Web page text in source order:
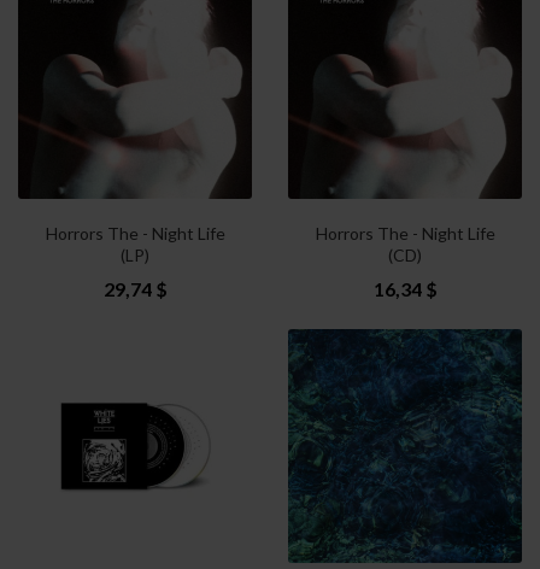
Horrors The - Night Life
(LP)
29,74 $
Horrors The - Night Life
(CD)
16,34 $